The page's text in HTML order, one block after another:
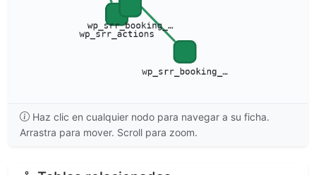
Haz clic en cualquier nodo para navegar a su ficha.
Arrastra para mover. Scroll para zoom.